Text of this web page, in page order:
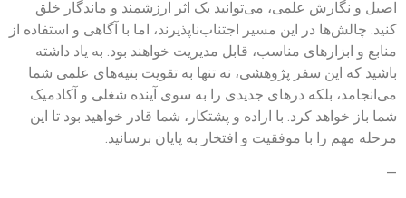
اصیل و نگارش علمی، می‌توانید یک اثر ارزشمند و ماندگار خلق
کنید. چالش‌ها در این مسیر اجتناب‌ناپذیرند، اما با آگاهی و استفاده از
منابع و ابزارهای مناسب، قابل مدیریت خواهند بود. به یاد داشته
باشید که این سفر پژوهشی، نه تنها به تقویت بنیه‌های علمی شما
می‌انجامد، بلکه درهای جدیدی را به سوی آینده شغلی و آکادمیک
شما باز خواهد کرد. با اراده و پشتکار، شما قادر خواهید بود تا این
مرحله مهم را با موفقیت و افتخار به پایان برسانید.
—